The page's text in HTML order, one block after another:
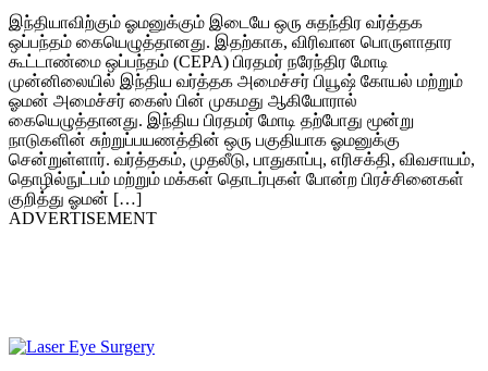
இந்தியாவிற்கும் ஓமனுக்கும் இடையே ஒரு சுதந்திர வர்த்தக
ஒப்பந்தம் கையெழுத்தானது. இதற்காக, விரிவான பொருளாதார
கூட்டாண்மை ஒப்பந்தம் (CEPA) பிரதமர் நரேந்திர மோடி
முன்னிலையில் இந்திய வர்த்தக அமைச்சர் பியூஷ் கோயல் மற்றும்
ஓமன் அமைச்சர் கைஸ் பின் முகமது ஆகியோரால்
கையெழுத்தானது. இந்திய பிரதமர் மோடி தற்போது மூன்று
நாடுகளின் சுற்றுப்பயணத்தின் ஒரு பகுதியாக ஓமனுக்கு
சென்றுள்ளார். வர்த்தகம், முதலீடு, பாதுகாப்பு, எரிசக்தி, விவசாயம்,
தொழில்நுட்பம் மற்றும் மக்கள் தொடர்புகள் போன்ற பிரச்சினைகள்
குறித்து ஓமன் […]
ADVERTISEMENT